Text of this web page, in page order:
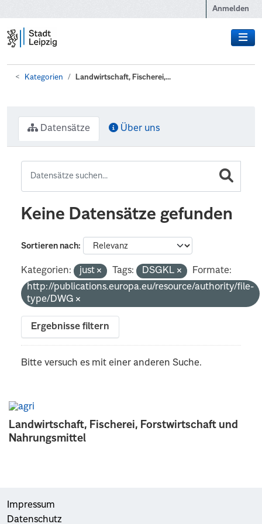
Anmelden
Kategorien Landwirtschaft, Fischerei,...
Landwirtschaft, Fischerei, Forstwirtschaft und
Nahrungsmittel
Datensätze Über uns
Keine Datensätze gefunden
Sortieren nach
Kategorien: just Tags: DSGKL
Formate:
http://publications.europa.eu/resource/authority/file-
type/DWG
Ergebnisse filtern
Bitte versuch es mit einer anderen Suche.
Impressum
Datenschutz